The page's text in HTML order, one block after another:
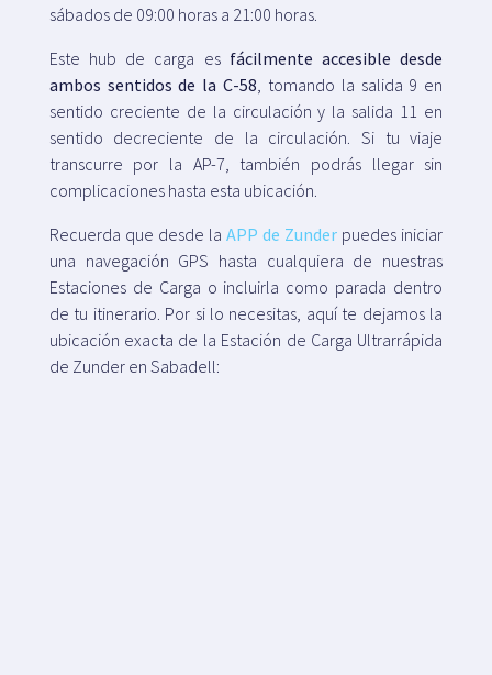
sábados de 09:00 horas a 21:00 horas.
Este hub de carga es fácilmente accesible desde
ambos sentidos de la C-58 , tomando la salida 9 en
sentido creciente de la circulación y la salida 11 en
sentido decreciente de la circulación. Si tu viaje
transcurre por la AP-7, también podrás llegar sin
complicaciones hasta esta ubicación.
Recuerda que desde la APP de Zunder puedes iniciar
una navegación GPS hasta cualquiera de nuestras
Estaciones de Carga o incluirla como parada dentro
de tu itinerario. Por si lo necesitas, aquí te dejamos la
ubicación exacta de la Estación de Carga Ultrarrápida
de Zunder en Sabadell: